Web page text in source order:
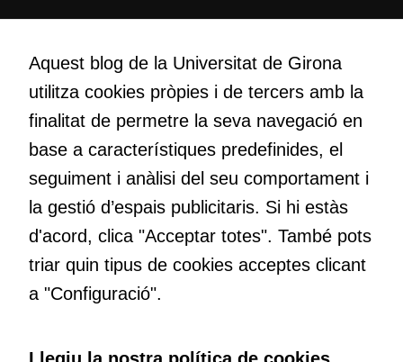
Volem crear espais de reflexió i de debat, espais on qüestionar-
nos el que estem fent, atrevir-nos a pensar noves i millors
maneres de fer-ho i generar plegats idees innovadores.
Educació
transformació. Volem contribuir a millorar-la impulsant
metodologies docents actives i ambients d’aprenentatge
dinàmics.
Subscriu-te al butlletí
Aquest blog de la Universitat de Girona
utilitza cookies pròpies i de tercers amb la
finalitat de permetre la seva navegació en
base a característiques predefinides, el
seguiment i anàlisi del seu comportament i
la gestió d’espais publicitaris. Si hi estàs
d'acord, clica "Acceptar totes". També pots
triar quin tipus de cookies acceptes clicant
a "Configuració".
Si rebutgeu
cookies,
algunes
funcionalitats
desapareixeran
del lloc web.
Cookies de
màrqueting
continguts
interessos de